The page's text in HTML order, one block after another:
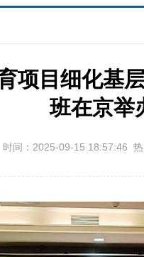
项目细化基
班在京举
间：2025-09-15 18:57:46